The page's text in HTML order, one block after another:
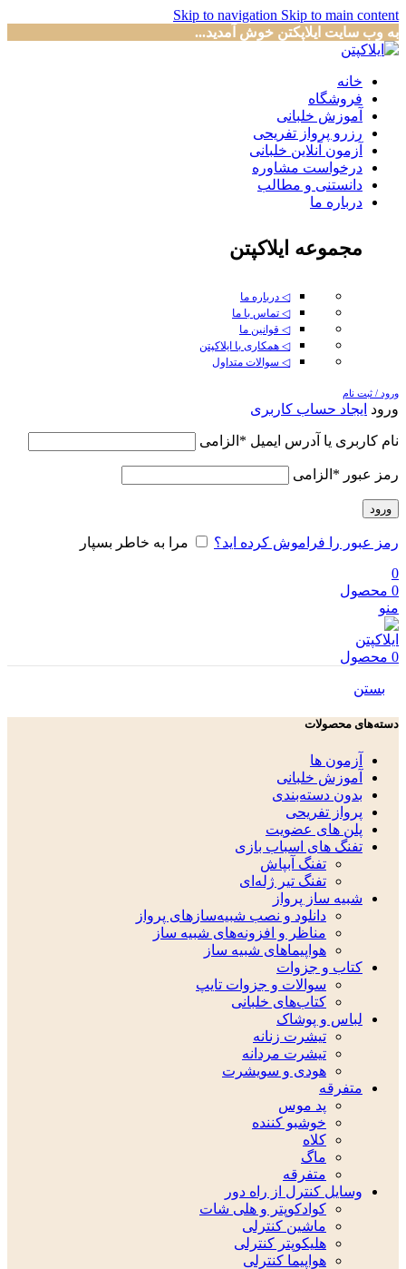
Skip to navigation Skip to main content
به وب سایت ایلاپکتن خوش آمدید...
خانه
فروشگاه
آموزش خلبانی
رزرو پرواز تفریحی
آزمون آنلاین خلبانی
درخواست مشاوره
دانستنی و مطالب
درباره ما
مجموعه ایلاکپتن
◁ درباره ما
◁ تماس با ما
◁ قوانین ما
◁ همکاری با ایلاکپتن
◁ سوالات متداول
ورود / ثبت نام
ورود ایجاد حساب کاربری
نام کاربری یا آدرس ایمیل * الزامی
رمز عبور * الزامی
ورود
رمز عبور را فراموش کرده اید؟
مرا به خاطر بسپار
0
0 محصول
منو
0 محصول
بستن
دسته‌های محصولات
آزمون ها
آموزش خلبانی
بدون دسته‌بندی
پرواز تفریحی
پلن های عضویت
تفنگ های اسباب بازی
تفنگ آبپاش
تفنگ تیر ژله‌ای
شبیه ساز پرواز
دانلود و نصب شبیه‌سازهای پرواز
مناظر و افزونه‌های شبیه ساز
هواپیماهای شبیه ساز
کتاب و جزوات
سوالات و جزوات تایپ
کتاب‌های خلبانی
لباس و پوشاک
تیشرت زنانه
تیشرت مردانه
هودی و سویشرت
متفرقه
پد موس
خوشبو کننده
کلاه
ماگ
متفرقه
وسایل کنترل از راه دور
کوادکوپتر و هلی شات
ماشین کنترلی
هلیکوپتر کنترلی
هواپیما کنترلی